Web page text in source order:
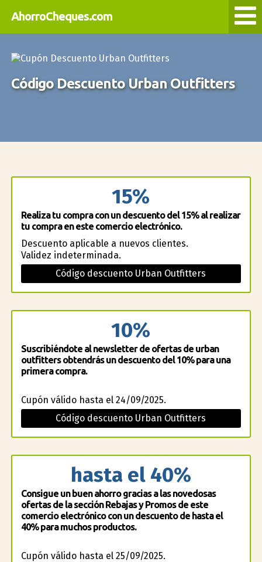
AhorroCheques.com
Código Descuento Urban Outfitters
15%
Realiza tu compra con un descuento del 15% al realizar
tu compra en este comercio electrónico.
Descuento aplicable a nuevos clientes.
Validez indeterminada.
Código descuento Urban Outfitters
10%
Suscribiéndote al newsletter de ofertas de urban
outfitters obtendrás un descuento del 10% para una
primera compra.
Cupón válido hasta el 24/09/2025.
Código descuento Urban Outfitters
hasta el 40%
Consigue un buen ahorro gracias a las novedosas
ofertas de la sección Rebajas y Promos de este
comercio electrónico con un descuento de hasta el
40% para muchos productos.
Cupón válido hasta el 25/09/2025.